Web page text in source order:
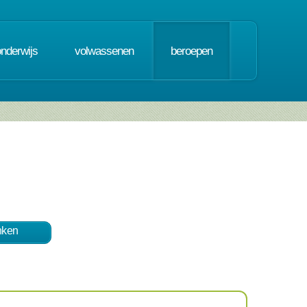
volwassenen beroepen